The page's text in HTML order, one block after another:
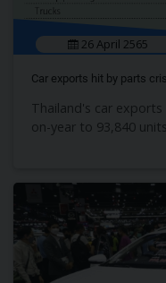
26 April 2565
Car exports hit by parts
Thailand's car
on-year to 93,840 units